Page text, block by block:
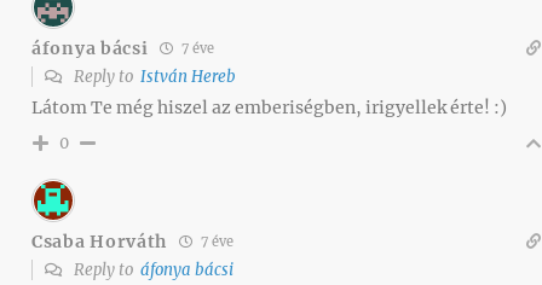
áfonya bácsi 7 éve
Reply to István Hereb
Látom Te még hiszel az emberiségben, irigyellek érte! :)
0
Csaba Horváth 7 éve
Reply to áfonya bácsi